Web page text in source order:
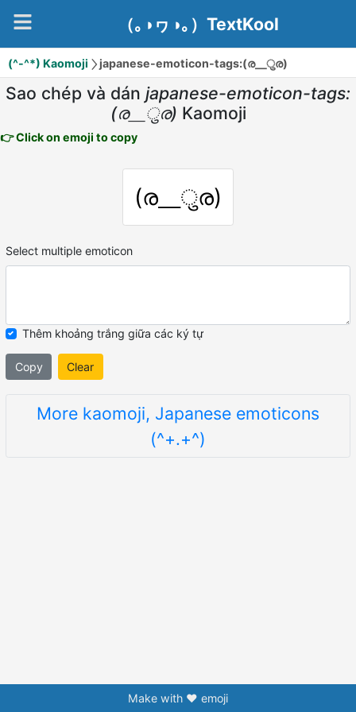
（｡◑ヮ◑｡）TextKool
(^-^*) Kaomoji japanese-emoticon-tags:(ര⸏ुര)
Sao chép và dán japanese-emoticon-tags:
(ര⸏ुര) Kaomoji
👉 Click on emoji to copy
(ര⸏ुര)
Select multiple emoticon
Thêm khoảng trắng giữa các ký tự
Copy Clear
More kaomoji, Japanese emoticons
(^+.+^)
Make with ❤️ emoji